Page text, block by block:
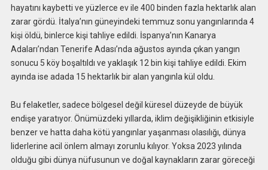
hayatını kaybetti ve yüzlerce ev ile 400 binden fazla hektarlık alan
zarar gördü. İtalya’nın güneyindeki temmuz sonu yangınlarında 4
kişi öldü, binlerce kişi tahliye edildi. İspanya’nın Kanarya
Adaları’ndan Tenerife Adası’nda ağustos ayında çıkan yangın
sonucu 5 köy boşaltıldı ve yaklaşık 12 bin kişi tahliye edildi. Ekim
ayında ise adada 15 hektarlık bir alan yangınla kül oldu.
Bu felaketler, sadece bölgesel değil küresel düzeyde de büyük
endişe yaratıyor. Önümüzdeki yıllarda, iklim değişikliğinin etkisiyle
benzer ve hatta daha kötü yangınlar yaşanması olasılığı, dünya
liderlerine acil önlem almayı zorunlu kılıyor. Yoksa 2023 yılında
olduğu gibi dünya nüfusunun ve doğal kaynakların zarar göreceği